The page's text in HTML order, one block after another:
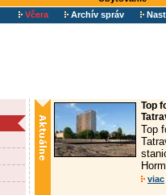
Včera Archív správ
Top
Top
viac